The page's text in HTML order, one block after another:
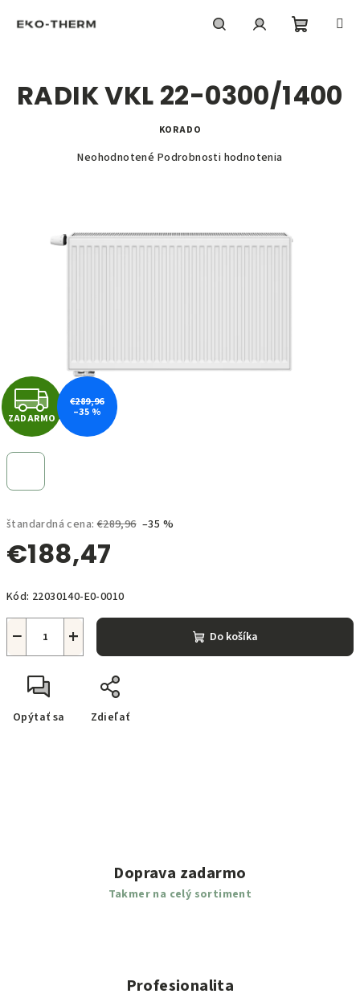
košík
štandardná cena: €289,96 –35 %
€188,47
cena:
Kód: 22030140-E0-0010
+
− Do košíka
Opýtať sa Zdieľať
RADIK VKL 22-0300/1400
KORADO
Priemerné
z
Neohodnotené Podrobnosti hodnotenia
Z
A
R
M
O
ZADARMO
€289,96
–35 %
Doprava zadarmo
Takmer na celý sortiment
Profesionalita